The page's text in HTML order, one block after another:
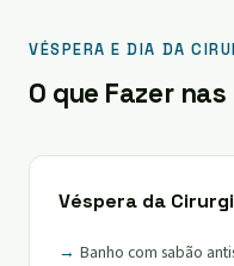
VÉSPERA E DIA DA
O que Fazer
Véspera da
Banho com sabão